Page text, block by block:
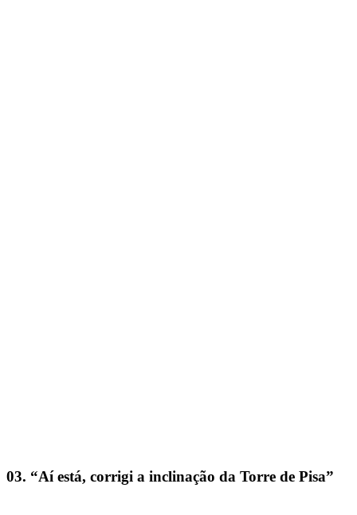
03. “Aí está, corrigi a inclinação da Torre de Pisa”